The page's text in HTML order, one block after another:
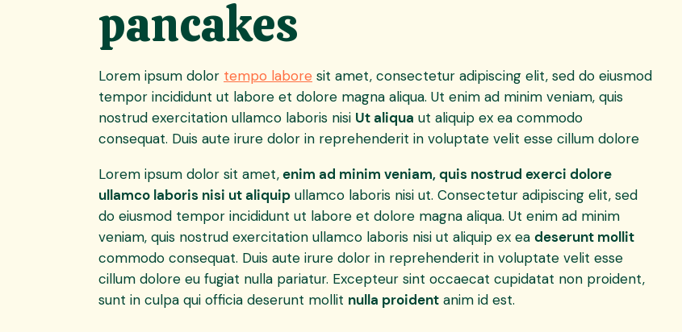
pancakes
Lorem ipsum dolor tempo labore sit amet, consectetur adipiscing elit, sed do eiusmod
tempor incididunt ut labore et dolore magna aliqua. Ut enim ad minim veniam, quis
nostrud exercitation ullamco laboris nisi Ut aliqua ut aliquip ex ea commodo
consequat. Duis aute irure dolor in reprehenderit in voluptate velit esse cillum dolore
Lorem ipsum dolor sit amet,enim ad minim veniam, quis nostrud exerci dolore
ullamco laboris nisi ut aliquip ullamco laboris nisi ut. Consectetur adipiscing elit, sed
do eiusmod tempor incididunt ut labore et dolore magna aliqua. Ut enim ad minim
veniam, quis nostrud exercitation ullamco laboris nisi ut aliquip ex ea deserunt mollit
commodo consequat. Duis aute irure dolor in reprehenderit in voluptate velit esse
cillum dolore eu fugiat nulla pariatur. Excepteur sint occaecat cupidatat non proident,
sunt in culpa qui officia deserunt mollit nulla proident anim id est.